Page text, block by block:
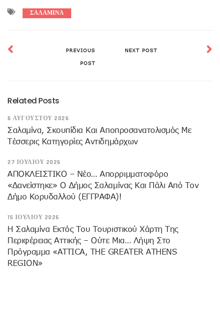
ΣΑΛΑΜΙΝΑ
PREVIOUS
POST
NEXT POST
Related Posts
6 ΑΥΓΟΎΣΤΟΥ 2026
Σαλαμίνα, Σκουπίδια Και Αποπροσανατολισμός Με
Τέσσερις Κατηγορίες Αντιδημάρχων
27 ΙΟΥΛΊΟΥ 2026
ΑΠΟΚΛΕΙΣΤΙΚΟ – Νέο… Απορριμματοφόρο
«δανείστηκε» Ο Δήμος Σαλαμίνας Και Πάλι Από Τον
Δήμο Κορυδαλλού (ΕΓΓΡΑΦΑ)!
15 ΙΟΥΛΊΟΥ 2026
H Σαλαμίνα Εκτός Του Τουριστικού Χάρτη Της
Περιφέρειας Αττικής – Ούτε Μια… Λήψη Στο
Πρόγραμμα «ATTICA, THE GREATER ATHENS
REGION»